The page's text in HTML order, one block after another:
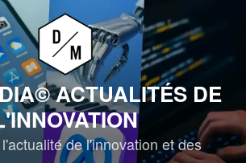
ACTUALITÉS DE
de l'innovation et des